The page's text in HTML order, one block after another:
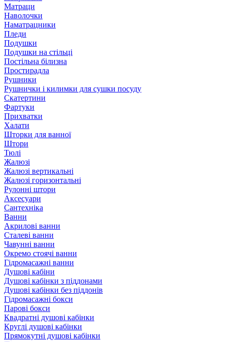
Матраци
Наволочки
Наматрацники
Пледи
Подушки
Подушки на стільці
Постільна білизна
Простирадла
Рушники
Рушнички і килимки для сушки посуду
Скатертини
Фартуки
Прихватки
Халати
Шторки для ванної
Штори
Тюлі
Жалюзі
Жалюзі вертикальні
Жалюзі горизонтальні
Рулонні штори
Аксесуари
Сантехніка
Ванни
Акрилові ванни
Сталеві ванни
Чавунні ванни
Окремо стоячі ванни
Гідромасажні ванни
Душові кабіни
Душові кабінки з піддонами
Душові кабінки без піддонів
Гідромасажні бокси
Парові бокси
Квадратні душові кабінки
Круглі душові кабінки
Прямокутні душові кабінки